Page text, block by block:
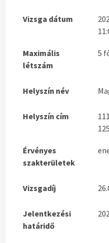
Vizsga dátum
Maximális
létszám
5
Helyszín név
Helyszín cím
Érvényes
szakterületek
Vizsgadíj
Jelentkezési
határidő